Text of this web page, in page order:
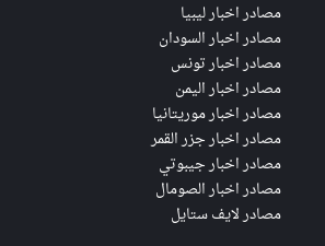
مصادر اخبار ليبيا
مصادر اخبار السودان
مصادر اخبار تونس
مصادر اخبار اليمن
مصادر اخبار موريتانيا
مصادر اخبار جزر القمر
مصادر اخبار جيبوتي
مصادر اخبار الصومال
مصادر لايف ستايل